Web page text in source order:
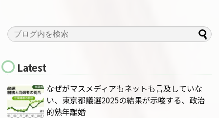
Latest
なぜがマスメディアもネットも言及していな
い、東京都議選2025の結果が示唆する、政治
的熟年離婚